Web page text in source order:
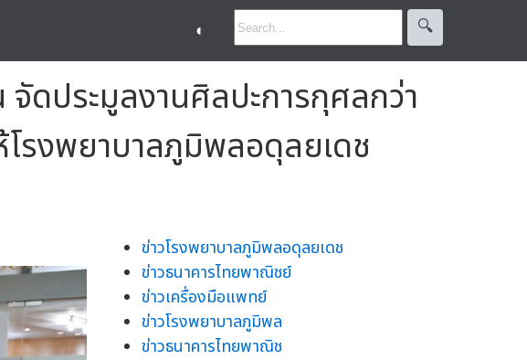
◐ 🔍︎
ประมูลงานศิลปะการกุศลกว่า
รงพยาบาลภูมิพลอดุลยเดช
ข่าวโรงพยาบาลภูมิพลอดุลยเดช
ข่าวธนาคารไทยพาณิชย์
ข่าวเครื่องมือแพทย์
ข่าวโรงพยาบาลภูมิพล
ข่าวธนาคารไทยพาณิช